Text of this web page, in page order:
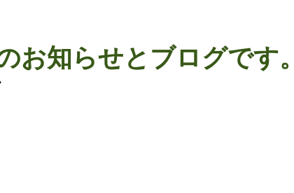
お知らせとブログです。